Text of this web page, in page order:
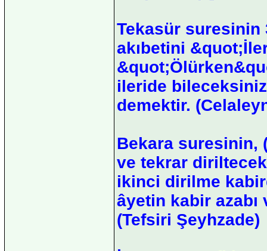
Tekasür suresinin
akıbetini
ileride
demektir.
Bekara suresinin,
ve tekrar
ikinci dirilme
âyetin kabir
(Tefsiri Şeyhzade)